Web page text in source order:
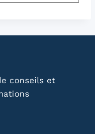
conseils et